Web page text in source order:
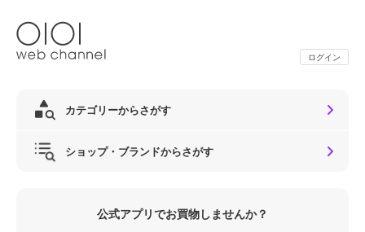
ログイン
カテゴリーからさがす
ショップ・ブランドからさがす
公式アプリでお買物しませんか？